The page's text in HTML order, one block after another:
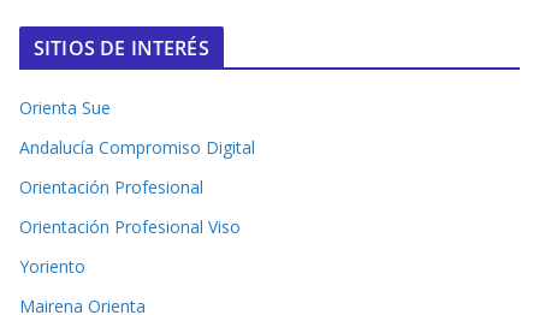
SITIOS DE INTERÉS
Orienta Sue
Andalucía Compromiso Digital
Orientación Profesional
Orientación Profesional Viso
Yoriento
Mairena Orienta